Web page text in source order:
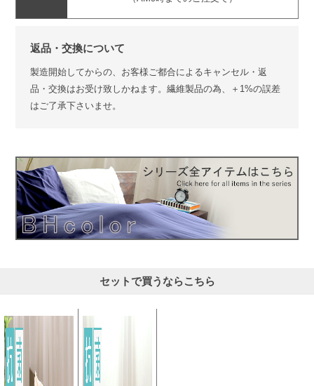
返品・交換について
製造開始してからの、お客様ご都合によるキャンセル・返
品・交換はお受け致しかねます。繊維製品の為、＋1%の誤差
はご了承下さいませ。
セットで買うならこちら